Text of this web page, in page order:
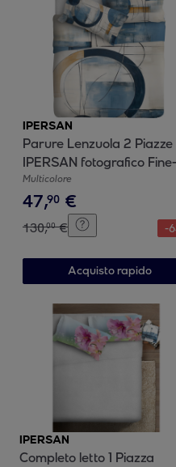
IPERSAN
Parure Lenzuola 2 Piazze
IPERSAN fotografico
Art Astratto
Multicolore
47,90 €
130,00 € -
Acquisto rapido
IPERSAN
Completo letto 1 Piazza